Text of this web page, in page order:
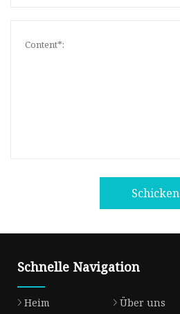
Schicken
Schnelle Navigation
Heim Über uns